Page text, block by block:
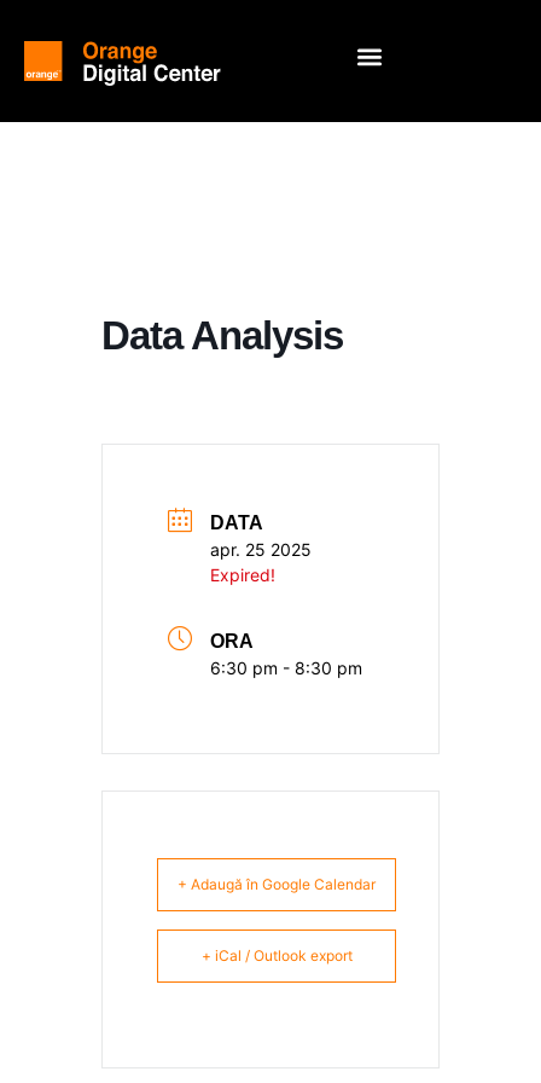
Data Analysis
DATA
apr. 25 2025
Expired!
ORA
6:30 pm - 8:30 pm
+ Adaugă în Google Calendar
+ iCal / Outlook export